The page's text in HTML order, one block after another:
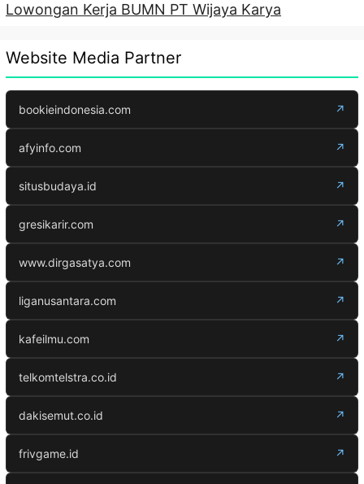
Lowongan Kerja BUMN PT Wijaya Karya
Website Media Partner
bookieindonesia.com ↗
afyinfo.com ↗
situsbudaya.id ↗
gresikarir.com ↗
www.dirgasatya.com ↗
liganusantara.com ↗
kafeilmu.com ↗
telkomtelstra.co.id ↗
dakisemut.co.id ↗
frivgame.id ↗